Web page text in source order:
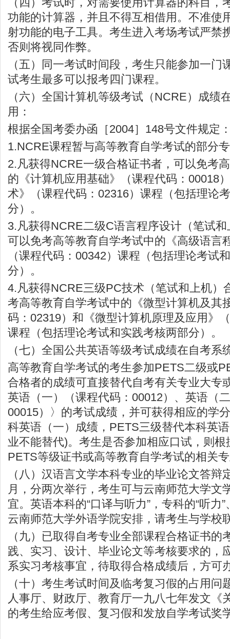
功能的计算器，并且不得互相借用。不准使
射功能的电子工具。考生进入考场考试严禁
否则将视同作弊。
（五）同一考试时间段，考生只能参加一门
试考生最多可以报考四门课程。
（六）全国计算机等级考试（NCRE）成绩
用：
根据全国考委办函［2004］148号文件规定
1.NCRE课程暂与高等教育自学考试的部分
2.凡获得NCRE一级合格证书者，可以免考
的《计算机应用基础》（课程代码：00018
术》（课程代码：02316）课程（包括理论
分）。
3.凡获得NCRE二级C语言程序设计（笔试
可以免考高等教育自学考试中的《高级语言
（课程代码：00342）课程（包括理论考试
分）。
4.凡获得NCRE三级PC技术（笔试和上机）
考高等教育自学考试中的《微型计算机及其
码：02319）和《微型计算机原理及应用》
课程（包括理论考试和实践考核两部分）。
（七）全国公共英语等级考试成绩在自考系
高等教育自学考试的考生参加PETS二级或
合格者的成绩可直接替代自考有关专业大专
英语（一）（课程代码：00012）、英语（
00015）〉的考试成绩，并可获得相应的学
科英语（一）成绩，PETS三级替代本科英
业不能替代)。考生是否参加相应口试，则
PETS等级证书或高等教育自学考试的相关
（八）汉语言文学本科专业的毕业论文答辩
月，分两次举行，考生可与云南师范大学文
宜。英语本科的“口译与听力”，专科的“听力”
云南师范大学外语学院安排，请考生与学校
（九）已取得自考专业全部课程合格证书的
践、实习、设计、毕业论文等考核要求的，
系实习考核事宜，待取得合格成绩后，方可
（十）考生考试时间及临考复习假的占用问
人事厅、财政厅、教育厅一九八七年发文《
的考生给应考假、复习假和发放自学考试奖